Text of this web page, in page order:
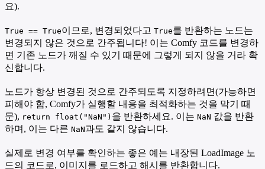
요).
True == True이므로, 변경되었다고 True를 반환하는 노드는
변경되지 않은 것으로 간주됩니다! 이는 Comfy 코드를 변경하
면 기존 노드가 깨질 수 있기 때문에 그렇게 되지 않을 거라 확
신합니다.
노드가 항상 변경된 것으로 간주되도록 지정하려면(가능하면
피해야 함, Comfy가 실행할 내용을 최적화하는 것을 막기 때
문), return float("NaN") 을 반환하세요. 이는 NaN 값을 반환
하며, 이는 다른 NaN과도 같지 않습니다.
실제로 변경 여부를 확인하는 좋은 예는 내장된 LoadImage 노
드의 코드로, 이미지를 로드하고 해시를 반환합니다.